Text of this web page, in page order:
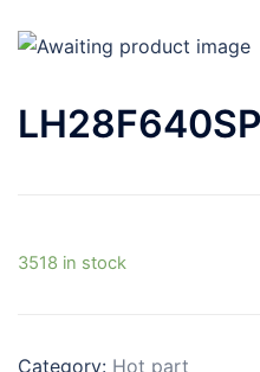
3518 in stock
Category: Hot part